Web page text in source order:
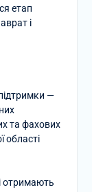
етап
і
—
та фахових
області
отримають